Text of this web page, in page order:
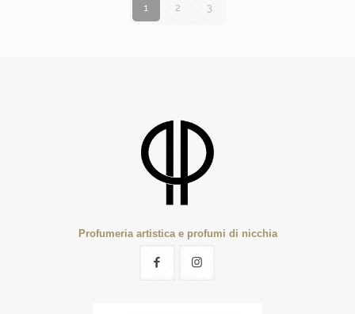
1 2 3
Profumeria artistica e profumi di nicchia